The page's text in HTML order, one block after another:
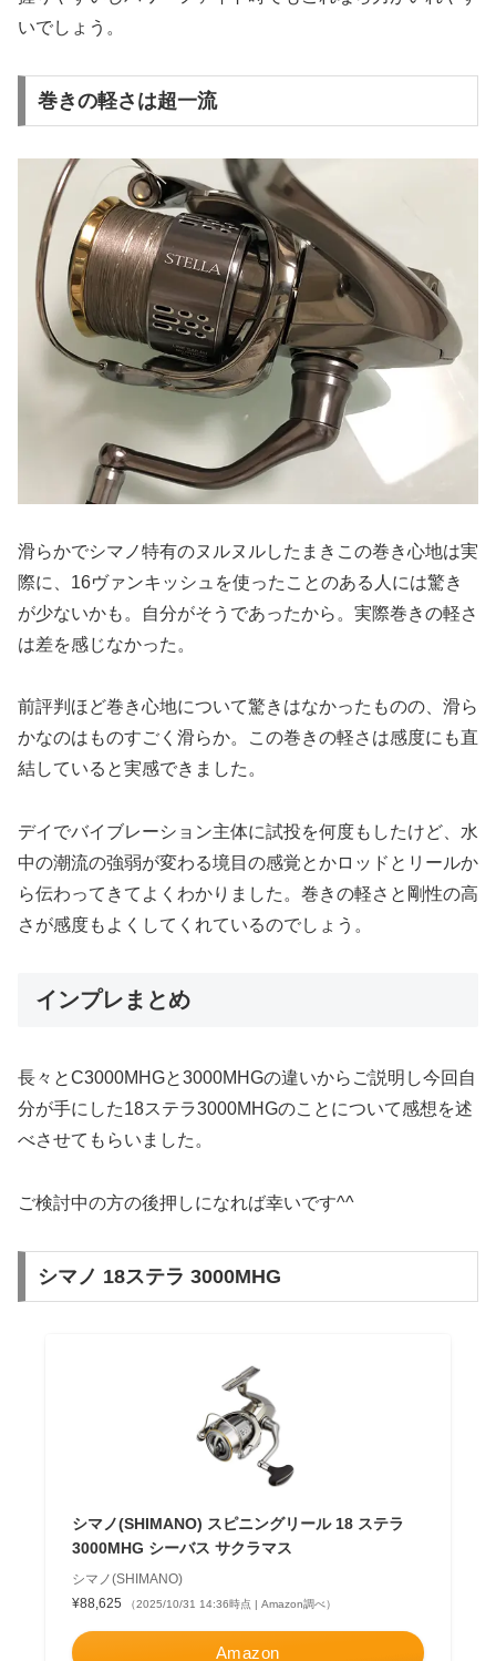
いでしょう。
巻きの軽さは超一流
滑らかでシマノ特有のヌルヌルしたまきこの巻き心地は実
際に、16ヴァンキッシュを使ったことのある人には驚き
が少ないかも。自分がそうであったから。実際巻きの軽さ
は差を感じなかった。
前評判ほど巻き心地について驚きはなかったものの、滑ら
かなのはものすごく滑らか。この巻きの軽さは感度にも直
結していると実感できました。
デイでバイブレーション主体に試投を何度もしたけど、水
中の潮流の強弱が変わる境目の感覚とかロッドとリールか
ら伝わってきてよくわかりました。巻きの軽さと剛性の高
さが感度もよくしてくれているのでしょう。
インプレまとめ
長々とC3000MHGと3000MHGの違いからご説明し今回自
分が手にした18ステラ3000MHGのことについて感想を述
べさせてもらいました。
ご検討中の方の後押しになれば幸いです^^
シマノ 18ステラ 3000MHG
シマノ(SHIMANO) スピニングリール 18 ステラ
3000MHG シーバス サクラマス
シマノ(SHIMANO)
¥88,625
（2025/10/31 14:36時点 | Amazon調べ）
Amazon